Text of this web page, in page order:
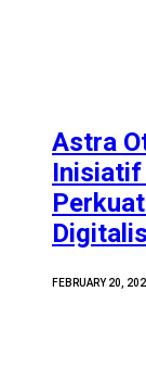
Astra
Inisiatif
FEBRUARY 20,